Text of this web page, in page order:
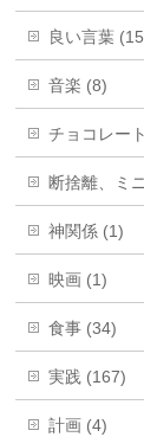
良い言葉
音楽 (8)
チョコレー
断捨離、ミ
神関係 (1)
映画 (1)
食事 (34)
実践 (167)
計画 (4)